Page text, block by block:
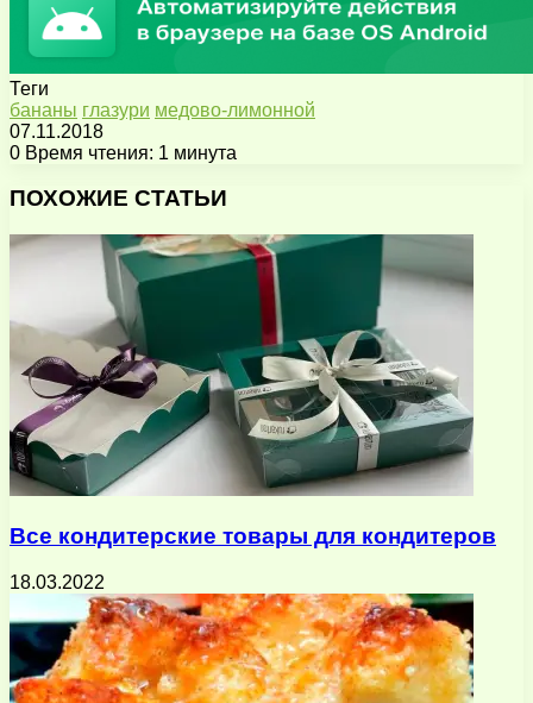
Теги
бананы глазури медово-лимонной
07.11.2018
0 Время чтения: 1 минута
через
почту
ПОХОЖИЕ СТАТЬИ
Все кондитерские товары для кондитеров
18.03.2022